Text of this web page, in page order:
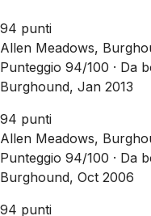
94 punti
Allen Meadows,
Punteggio 94/100 · Da
Burghound, Jan 2013
94 punti
Allen Meadows,
Punteggio 94/100 · Da
Burghound, Oct 2006
94 punti